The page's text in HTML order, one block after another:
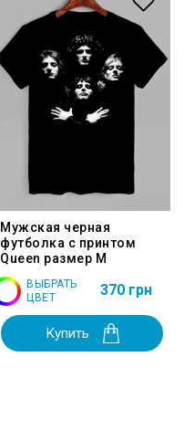
Мужская черная
футболка с принтом
Queen размер M
ВЫБРАТЬ
ЦВЕТ
370 грн
Купить